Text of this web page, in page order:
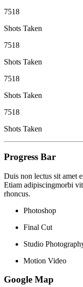
7518
Shots Taken
7518
Shots Taken
7518
Shots Taken
7518
Shots Taken
Progress Bar
Duis non lectus sit amet
Etiam adipiscingmorbi
rhoncus.
Photoshop
Final Cut
Studio
Motion Video
Google Map